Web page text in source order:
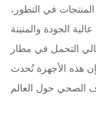
في التطور،
الجودة والمتينة
التحمل في مطار
هذه الأجهزة تُحدث